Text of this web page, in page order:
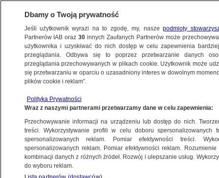
WARSZAWA
ULICE
demonstracje od Śródmieścia po Żoliborz
20.06.2020, 19:23
Udostępnij
Dbamy o Twoją prywatność
Jeśli użytkownik wyrazi na to zgodę, my, naszepodmioty
Partnerów IAB oraz30 innych Zaufanych Partnerów może
użytkownika i uzyskiwać do nich dostęp w celu zapewnienia
przeglądania. Odbywa się to poprzez przetwarzanie danych
przeglądania przechowywanych w plikach cookie. Użytkownik może
się przetwarzaniu w oparciu o uzasadniony interes w dowolnym
plików cookie i reklam”.
Polityka Prywatności
Wraz z naszymi partnerami przetwarzamy dane w celu zapewnienia:
Przechowywanie informacji na urządzeniu lub dostęp do nich.
treści. Wykorzystywanie profili w celu doboru spersonalizowanych
spersonalizowanych reklam. Pomiar efektywności treści.
spersonalizowanych reklam. Pomiar efektywności reklam.
kombinacji danych z różnych źródeł. Rozwój i ulepszanie usług.
do wyboru reklam.